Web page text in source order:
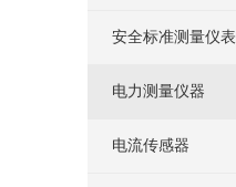
安全标准测量仪表
电力测量仪器
电流传感器